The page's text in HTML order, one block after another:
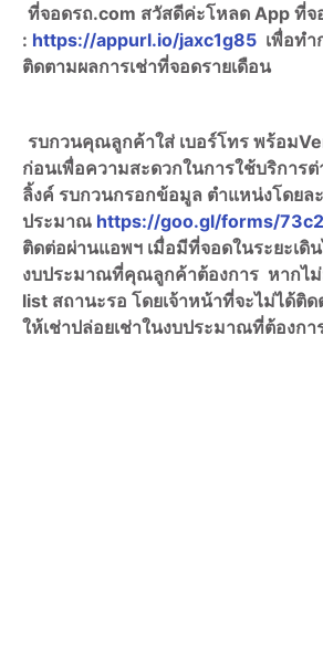
ที่จอดรถ.com สวัสดีค่ะโหลด App ที่จ
: https://appurl.io/jaxc1g85 เพื่อทำ
ติดตามผลการเช่าที่จอดรายเดือน
รบกวนคุณลูกค้าใส่ เบอร์โทร พร้อม
ก่อนเพื่อความสะดวกในการใช้บริการ
ลิ้งค์ รบกวนกรอกข้อมูล ตำแหน่งโดยล
ประมาณ https://goo.gl/forms/
ติดต่อผ่านแอพฯ เมื่อมีที่จอดในระยะเดิ
งบประมาณที่คุณลูกค้าต้องการ หากไ
list สถานะรอ โดยเจ้าหน้าที่จะไม่ได้ติ
ให้เช่าปล่อยเช่าในงบประมาณที่ต้องก